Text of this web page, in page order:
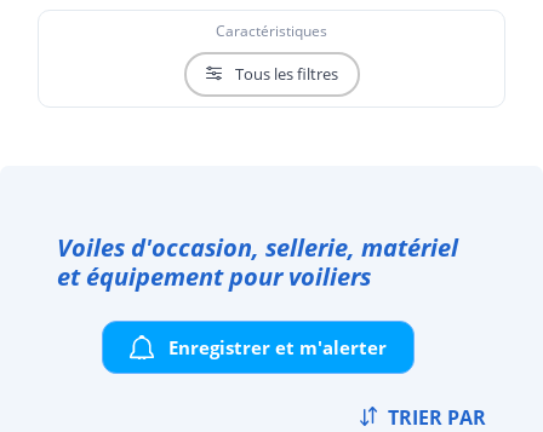
Caractéristiques
Tous les filtres
Voiles d'occasion, sellerie, matériel
et équipement pour voiliers
Enregistrer et m'alerter
TRIER PAR